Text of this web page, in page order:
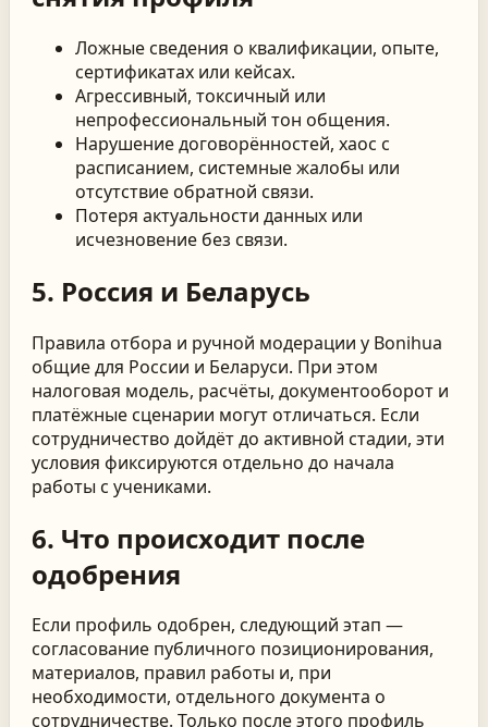
Ложные сведения о квалификации, опыте,
сертификатах или кейсах.
Агрессивный, токсичный или
непрофессиональный тон общения.
Нарушение договорённостей, хаос с
расписанием, системные жалобы или
отсутствие обратной связи.
Потеря актуальности данных или
исчезновение без связи.
5. Россия и Беларусь
Правила отбора и ручной модерации у Bonihua
общие для России и Беларуси. При этом
налоговая модель, расчёты, документооборот и
платёжные сценарии могут отличаться. Если
сотрудничество дойдёт до активной стадии, эти
условия фиксируются отдельно до начала
работы с учениками.
6. Что происходит после
одобрения
Если профиль одобрен, следующий этап —
согласование публичного позиционирования,
материалов, правил работы и, при
необходимости, отдельного документа о
сотрудничестве. Только после этого профиль